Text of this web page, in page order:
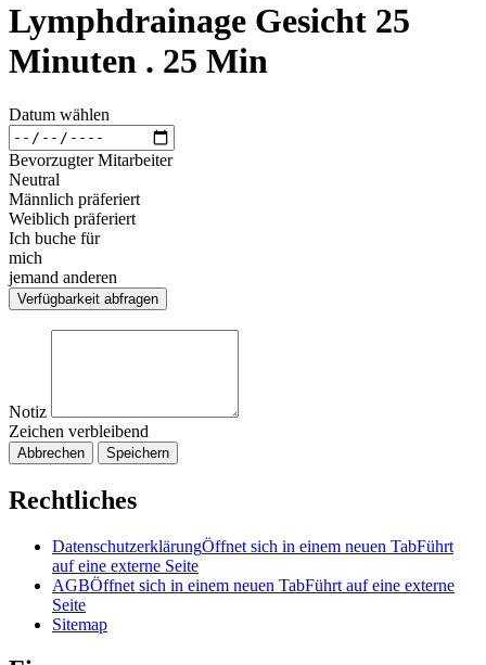
Lymphdrainage Gesicht 25
Minuten . 25 Min
Datum wählen
Bevorzugter Mitarbeiter
Neutral
Männlich präferiert
Weiblich präferiert
Ich buche für
mich
jemand anderen
Verfügbarkeit abfragen
Notiz
Zeichen verbleibend
Abbrechen Speichern
Rechtliches
DatenschutzerklärungÖffnet sich in einem neuen TabFührt
auf eine externe Seite
AGBÖffnet sich in einem neuen TabFührt auf eine externe
Seite
Sitemap